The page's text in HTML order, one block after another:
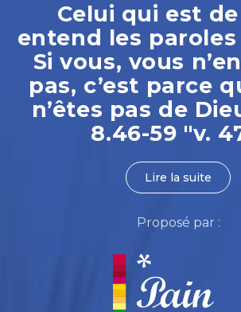
Celui qui est
entend les paroles
Si vous, vous
pas, c’est parce
n’êtes pas de
8.46-59 "v.
Lire la suite
Proposé par :